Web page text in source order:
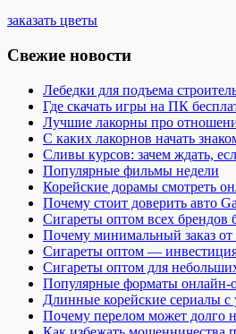
заказать цветы
Свежие новости
Лебедки для подъема
Где скачать игры на ПК
Лучшие лакорны про
С каких лакорнов начать
Сливы курсов: зачем ждать,
Популярные фильмы недели
Корейские дорамы смотреть
Почему стоит доверить авто
Сигареты оптом всех брендов
Почему минимальный заказ
Сигареты оптом —
Сигареты оптом для
Популярные форматы онлайн-
Длинные корейские сериалы
Почему перелом может долго